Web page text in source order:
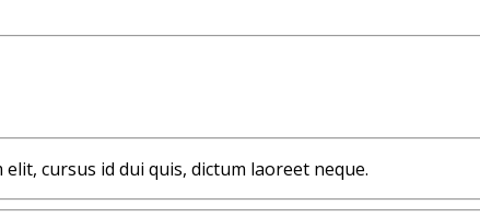
cursus id dui quis, dictum laoreet neque.